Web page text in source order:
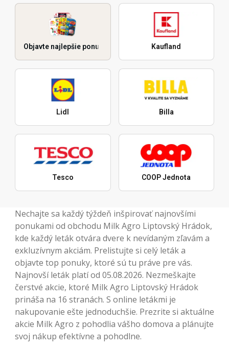
Objavte najlepšie ponuky Kaufland
Lidl Billa
Tesco COOP Jednota
Nechajte sa každý týždeň inšpirovať najnovšími
ponukami od obchodu Milk Agro Liptovský Hrádok,
kde každý leták otvára dvere k nevídaným zľavám a
exkluzívnym akciám. Prelistujte si celý leták a
objavte top ponuky, ktoré sú tu práve pre vás.
Najnovší leták platí od 05.08.2026. Nezmeškajte
čerstvé akcie, ktoré Milk Agro Liptovský Hrádok
prináša na 16 stranách. S online letákmi je
nakupovanie ešte jednoduchšie. Prezrite si aktuálne
akcie Milk Agro z pohodlia vášho domova a plánujte
svoj nákup efektívne a pohodlne.